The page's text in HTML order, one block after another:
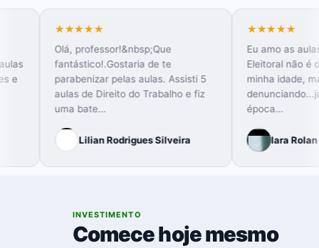
aulas
e
★★★★★
Olá, professor!&nbsp;Que
fantástico!.Gostaria de te
parabenizar pelas aulas. Assisti 5
aulas de Direito do Trabalho e fiz
uma bate…
Lilian Rodrigues Silveira
Eu amo
Eleitoral
minha
época…
Iara
INVESTIMENTO
Comece hoje mesmo